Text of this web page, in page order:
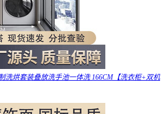
洗烘套装叠放洗手池一体洗 166CM【洗衣柜+双机